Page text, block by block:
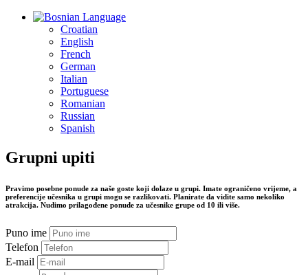
Language
Croatian
English
French
German
Italian
Portuguese
Romanian
Russian
Spanish
Grupni upiti
Pravimo posebne ponude za naše goste koji dolaze u grupi. Imate ograničeno vrijeme, a
preferencije učesnika u grupi mogu se razlikovati. Planirate da vidite samo nekoliko
atrakcija. Nudimo prilagođene ponude za učesnike grupe od 10 ili više.
Puno ime
Telefon
E-mail